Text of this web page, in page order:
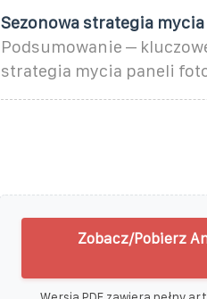
Sezonowa strategia
Podsumowanie –
strategia mycia paneli
Zobacz/Pobierz